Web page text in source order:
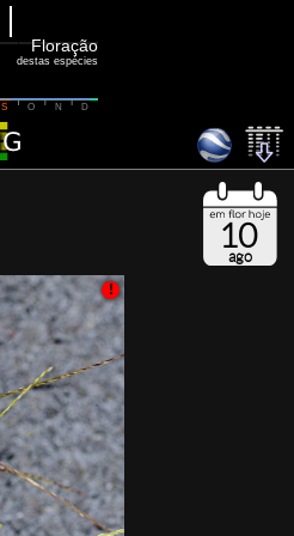
S O N D
Floração
destas espécies
10
ago
!